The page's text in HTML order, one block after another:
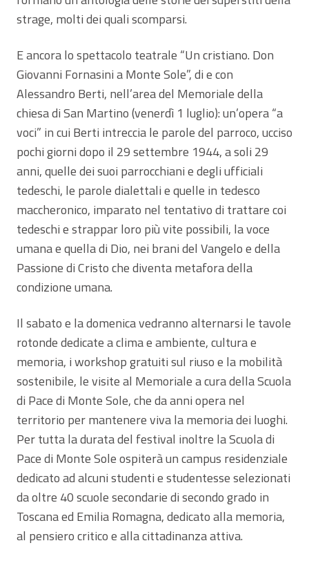
strage, molti dei quali scomparsi.
E ancora lo spettacolo teatrale “Un cristiano. Don
Giovanni Fornasini a Monte Sole”, di e con
Alessandro Berti, nell’area del Memoriale della
chiesa di San Martino (venerdì 1 luglio): un’opera “a
voci” in cui Berti intreccia le parole del parroco, ucciso
pochi giorni dopo il 29 settembre 1944, a soli 29
anni, quelle dei suoi parrocchiani e degli ufficiali
tedeschi, le parole dialettali e quelle in tedesco
maccheronico, imparato nel tentativo di trattare coi
tedeschi e strappar loro più vite possibili, la voce
umana e quella di Dio, nei brani del Vangelo e della
Passione di Cristo che diventa metafora della
condizione umana.
Il sabato e la domenica vedranno alternarsi le tavole
rotonde dedicate a clima e ambiente, cultura e
memoria, i workshop gratuiti sul riuso e la mobilità
sostenibile, le visite al Memoriale a cura della Scuola
di Pace di Monte Sole, che da anni opera nel
territorio per mantenere viva la memoria dei luoghi.
Per tutta la durata del festival inoltre la Scuola di
Pace di Monte Sole ospiterà un campus residenziale
dedicato ad alcuni studenti e studentesse selezionati
da oltre 40 scuole secondarie di secondo grado in
Toscana ed Emilia Romagna, dedicato alla memoria,
al pensiero critico e alla cittadinanza attiva.